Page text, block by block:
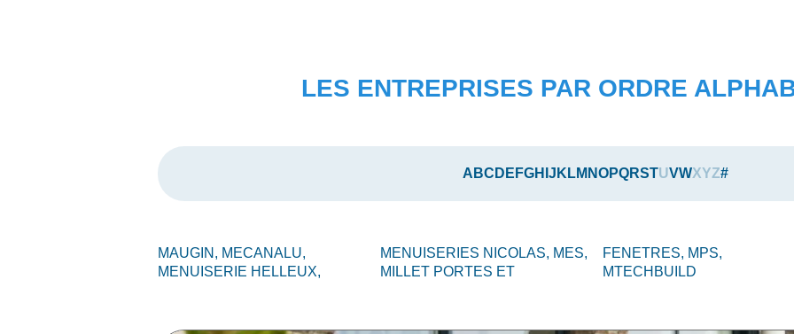
LES ENTREPRISES PAR ORDRE
A BC D E FGH J K LM NOPQRSTUVWXYZ#
MAUGIN, MECANALU,
MENUISERIE HELLEUX,
MENUISERIES NICOLAS, MES,
MILLET PORTES ET
FENETRES, MPS,
MTECHBUILD